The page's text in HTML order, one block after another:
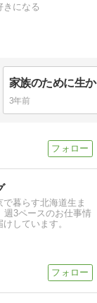
きになる
3年前
暮らす北海道生ま
週3ペースのお仕事情
しています。